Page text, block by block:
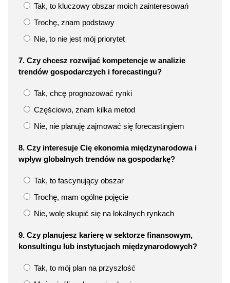
Tak, to kluczowy obszar moich zainteresowań
Trochę, znam podstawy
Nie, to nie jest mój priorytet
7. Czy chcesz rozwijać kompetencje w analizie
trendów gospodarczych i forecastingu?
Tak, chcę prognozować rynki
Częściowo, znam kilka metod
Nie, nie planuję zajmować się forecastingiem
8. Czy interesuje Cię ekonomia międzynarodowa i
wpływ globalnych trendów na gospodarkę?
Tak, to fascynujący obszar
Trochę, mam ogólne pojęcie
Nie, wolę skupić się na lokalnych rynkach
9. Czy planujesz karierę w sektorze finansowym,
konsultingu lub instytucjach międzynarodowych?
Tak, to mój plan na przyszłość